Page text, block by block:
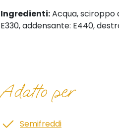
Ingredienti:Acqua, sciroppo
E330, addensante: E440,
Adatto per
Semifreddi